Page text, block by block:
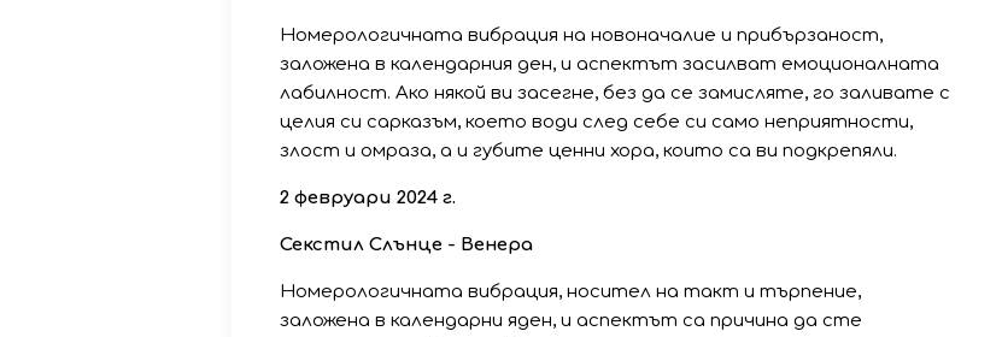
Номерологичната вибрация на новоначалие и прибързаност,
заложена в календарния ден, и аспектът засилват емоционалната
лабилност. Ако някой ви засегне, без да се замисляте, го заливате с
целия си сарказъм, което води след себе си само неприятности,
злост и омраза, а и губите ценни хора, които са ви подкрепяли.
2 февруари 2024 г.
Секстил Слънце - Венера
Номерологичната вибрация, носител на такт и търпение,
заложена в календарни яден, и аспектът са причина да сте